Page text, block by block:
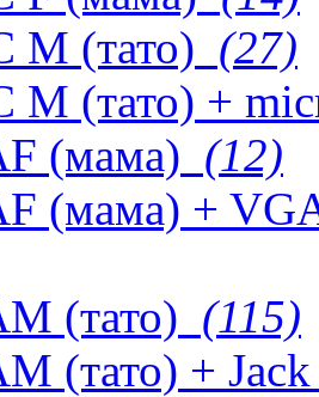
M (тато) (27)
M (тато) +
(мама) (12)
(мама) +
(тато) (115)
(тато) +